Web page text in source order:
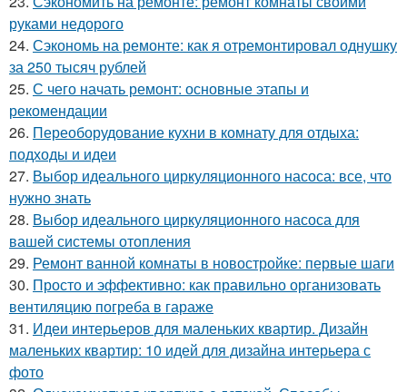
руками недорого
24. Сэкономь на ремонте: как я отремонтировал однушку
за 250 тысяч рублей
25. С чего начать ремонт: основные этапы и
рекомендации
26. Переоборудование кухни в комнату для отдыха:
подходы и идеи
27. Выбор идеального циркуляционного насоса: все, что
нужно знать
28. Выбор идеального циркуляционного насоса для
вашей системы отопления
29. Ремонт ванной комнаты в новостройке: первые шаги
30. Просто и эффективно: как правильно организовать
вентиляцию погреба в гараже
31. Идеи интерьеров для маленьких квартир. Дизайн
маленьких квартир: 10 идей для дизайна интерьера с
фото